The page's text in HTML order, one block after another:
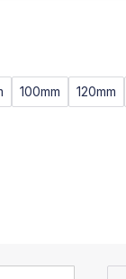
100mm 120mm